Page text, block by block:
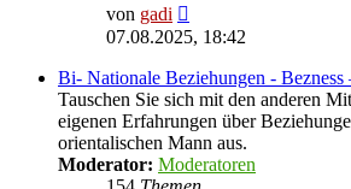
von gadi
Beitrag
07.08.2025, 18:42
Bi- Nationale Beziehungen - Bezness
Tauschen Sie sich mit den anderen
eigenen Erfahrungen über
orientalischen Mann aus.
Moderator: Moderatoren